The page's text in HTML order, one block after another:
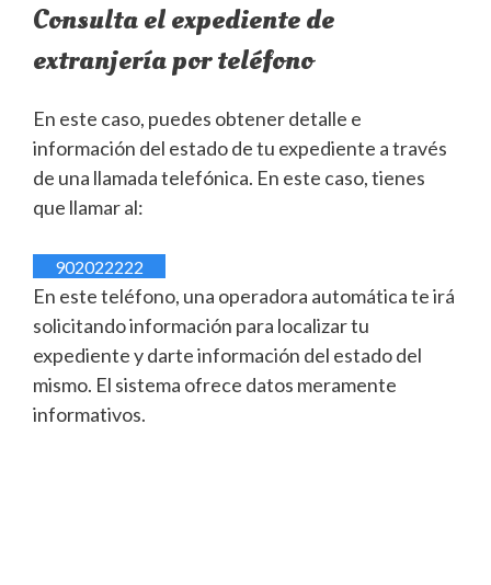
Consulta el expediente de
extranjería por teléfono
En este caso, puedes obtener detalle e
información del estado de tu expediente a través
de una llamada telefónica. En este caso, tienes
que llamar al:
902022222
En este teléfono, una operadora automática te irá
solicitando información para localizar tu
expediente y darte información del estado del
mismo. El sistema ofrece datos meramente
informativos.